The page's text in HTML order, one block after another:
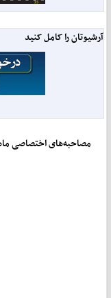
آرشیوتان را کامل کنید
مصاحبه‌های اختصاصی